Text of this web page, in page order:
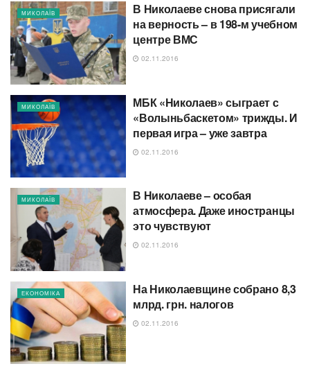
МИКОЛАЇВ
В Николаеве снова присягали
на верность – в 198-м учебном
центре ВМС
02.11.2016
МИКОЛАЇВ
МБК «Николаев» сыграет с
«Волыньбаскетом» трижды. И
первая игра – уже завтра
02.11.2016
МИКОЛАЇВ
В Николаеве – особая
атмосфера. Даже иностранцы
это чувствуют
02.11.2016
ЕКОНОМІКА
На Николаевщине собрано 8,3
млрд. грн. налогов
02.11.2016